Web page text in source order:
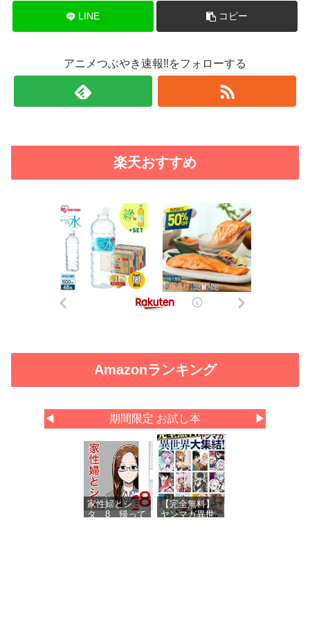
LINE コピー
アニメつぶやき速報‼をフォローする
楽天おすすめ
Amazonランキング
◀ 期間限定 お試し本 ▶
家性婦とシ
タ 8 帰って
【完全無料】
ヤンマガ異世